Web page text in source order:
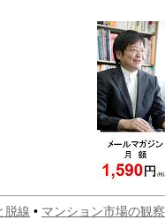
脱線 • マンション市場の観察